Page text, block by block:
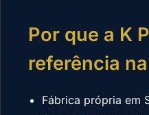
Por que a K
referência
Fábrica própria em